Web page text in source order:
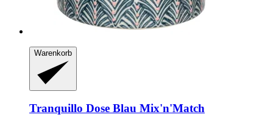
Warenkorb
Tranquillo Dose Blau Mix'n'Match